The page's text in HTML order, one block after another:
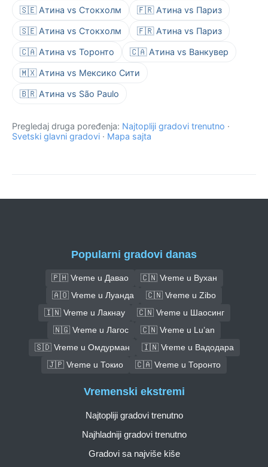
🇸🇪 Атина vs Стокхолм 🇫🇷 Атина vs Париз
🇸🇪 Атина vs Стокхолм 🇫🇷 Атина vs Париз
🇨🇦 Атина vs Торонто 🇨🇦 Атина vs Ванкувер
🇲🇽 Атина vs Мексико Сити
🇧🇷 Атина vs São Paulo
Pregledaj druga poređenja: Najtopliji gradovi trenutno ·
Svetski glavni gradovi · Mapa sajta
Popularni gradovi danas
🇵🇭 Vreme u Давао
🇨🇳 Vreme u Вухан
🇦🇴 Vreme u Луанда
🇨🇳 Vreme u Zibo
🇮🇳 Vreme u Лакнау
🇨🇳 Vreme u Шаосинг
🇳🇬 Vreme u Лагос
🇨🇳 Vreme u Lu’an
🇸🇩 Vreme u Омдурман
🇮🇳 Vreme u Вадодара
🇯🇵 Vreme u Токио
🇨🇦 Vreme u Торонто
Vremenski ekstremi
Najtopliji gradovi trenutno
Najhladniji gradovi trenutno
Gradovi sa najviše kiše